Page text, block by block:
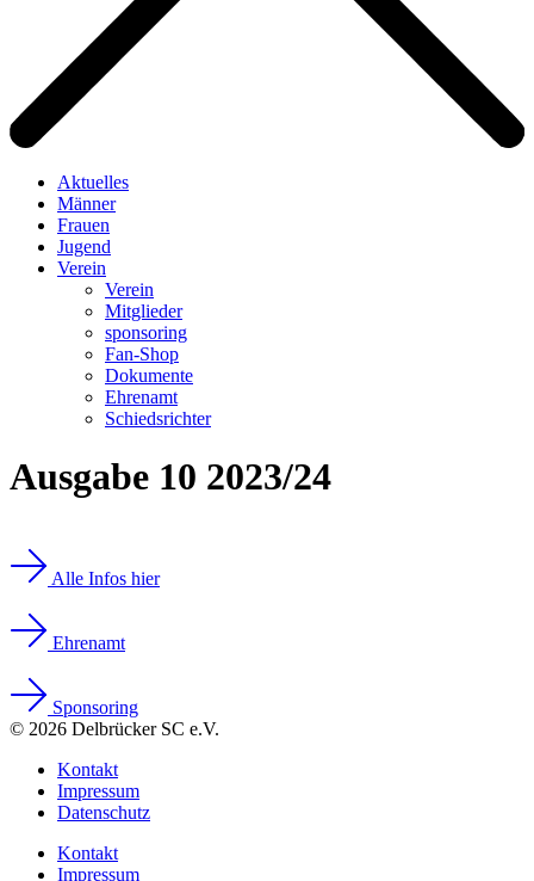
Aktuelles
Männer
Frauen
Jugend
Verein
Verein
Mitglieder
sponsoring
Fan-Shop
Dokumente
Ehrenamt
Schiedsrichter
Ausgabe 10 2023/24
Alle Infos hier
Ehrenamt
Sponsoring
© 2026 Delbrücker SC e.V.
Kontakt
Impressum
Datenschutz
Kontakt
Impressum